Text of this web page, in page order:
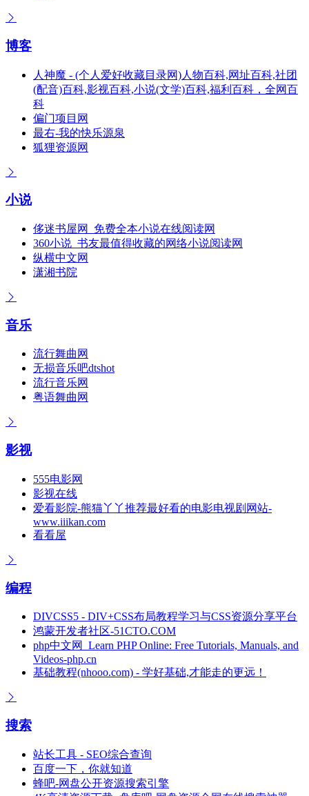
博客
人神魔 - (个人爱好收藏目录网)人物百科,网址百科,社团
(配音)百科,影视百科,小说(文学)百科,福利百科，全网百
科
偏门项目网
最右-我的快乐源泉
狐狸资源网
小说
侈迷书屋网_免费全本小说在线阅读网
360小说_书友最值得收藏的网络小说阅读网
纵横中文网
潇湘书院
音乐
流行舞曲网
无损音乐吧dtshot
流行音乐网
粤语舞曲网
影视
555电影网
影视在线
爱看影院-熊猫丫丫推荐最好看的电影电视剧网站-
www.iiikan.com
看看屋
编程
DIVCSS5 - DIV+CSS布局教程学习与CSS资源分享平台
鸿蒙开发者社区-51CTO.COM
php中文网_Learn PHP Online: Free Tutorials, Manuals, and
Videos-php.cn
基础教程(nhooo.com) - 学好基础,才能走的更远！
搜索
站长工具 - SEO综合查询
百度一下，你就知道
蜂吧-网盘公开资源搜索引擎